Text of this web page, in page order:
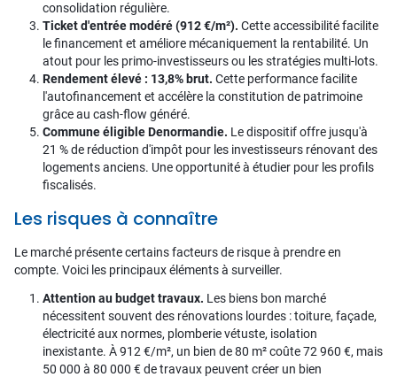
consolidation régulière.
Ticket d'entrée modéré (912 €/m²). Cette accessibilité facilite
le financement et améliore mécaniquement la rentabilité. Un
atout pour les primo-investisseurs ou les stratégies multi-lots.
Rendement élevé : 13,8% brut. Cette performance facilite
l'autofinancement et accélère la constitution de patrimoine
grâce au cash-flow généré.
Commune éligible Denormandie. Le dispositif offre jusqu'à
21 % de réduction d'impôt pour les investisseurs rénovant des
logements anciens. Une opportunité à étudier pour les profils
fiscalisés.
Les risques à connaître
Le marché présente certains facteurs de risque à prendre en
compte. Voici les principaux éléments à surveiller.
Attention au budget travaux. Les biens bon marché
nécessitent souvent des rénovations lourdes : toiture, façade,
électricité aux normes, plomberie vétuste, isolation
inexistante. À 912 €/m², un bien de 80 m² coûte 72 960 €, mais
50 000 à 80 000 € de travaux peuvent créer un bien